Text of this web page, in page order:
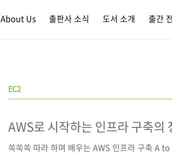
About Us 출판사 소식 도서 소개 출간
EC2
AWS로 시작하는 인프라 구축의
쏙쏙쏙 따라 하며 배우는 AWS 인프라 구축 A